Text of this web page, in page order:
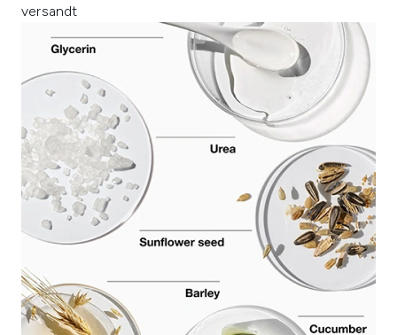
versandt